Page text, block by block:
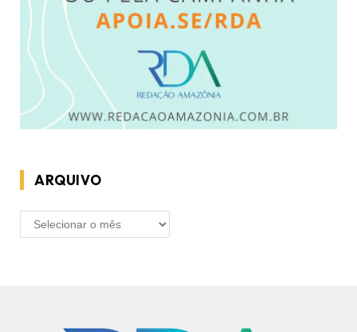
ARQUIVO
ARQUIVO